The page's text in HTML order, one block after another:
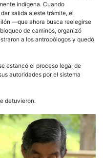
indígena. Cuando
salida a este trámite, el
—que ahora busca reelegirse
de caminos, organizó
a los antropólogos y quedó
estancó el proceso legal de
autoridades por el sistema
detuvieron.